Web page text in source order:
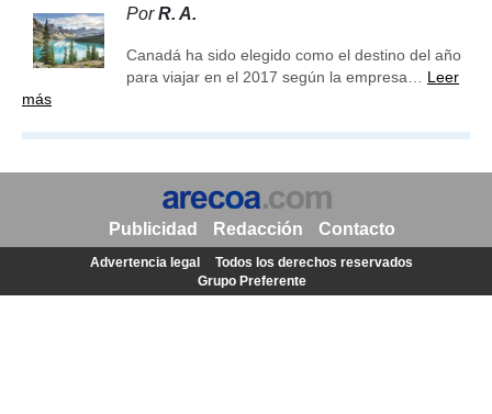
PorR. A.
Canadá ha sido elegido como el destino del año
para viajar en el 2017 según la empresa… Leer
más
Publicidad Redacción Contacto
Advertencia legal
Todos los derechos reservados
Grupo Preferente